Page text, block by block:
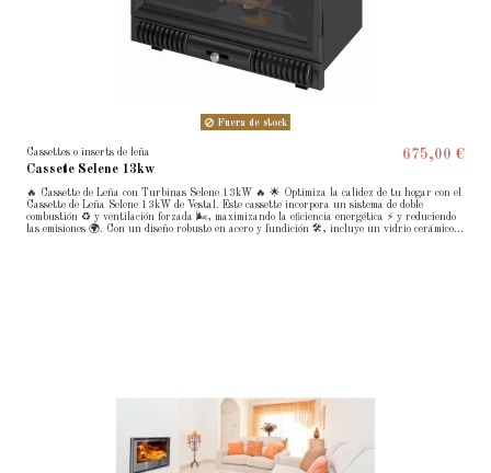
Fuera de stock
Cassettes o inserts de leña
Cassete Selene 13kw
675,00 €
🔥 Cassette de Leña con Turbinas Selene 13kW 🔥 🌟 Optimiza la calidez de tu hogar con el
Cassette de Leña Selene 13kW de Vestal. Este cassette incorpora un sistema de doble
combustión ♻️ y ventilación forzada 🌬️, maximizando la eficiencia energética ⚡ y reduciendo
las emisiones 🌍. Con un diseño robusto en acero y fundición 🛠️, incluye un vidrio cerámico...